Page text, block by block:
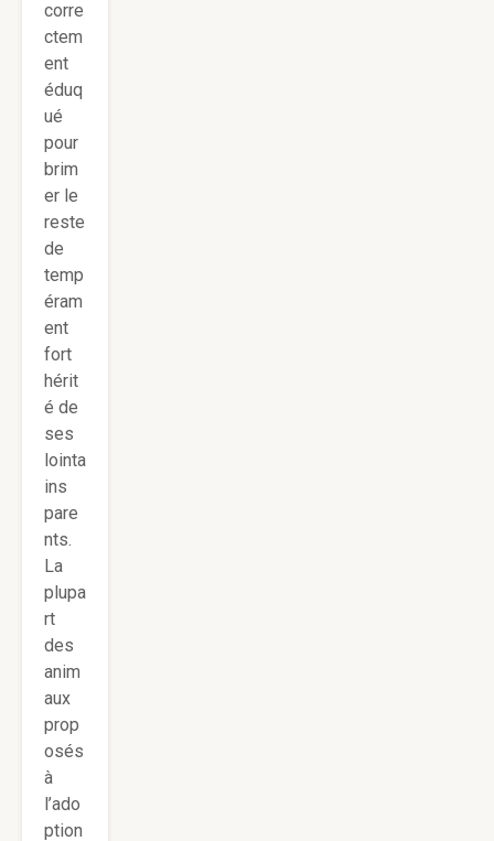
corre
ctem
ent
éduq
ué
pour
brim
er le
reste
de
temp
éram
ent
fort
hérit
é de
ses
lointa
ins
pare
nts.
La
plupa
rt
des
anim
aux
prop
osés
à
l’ado
ption